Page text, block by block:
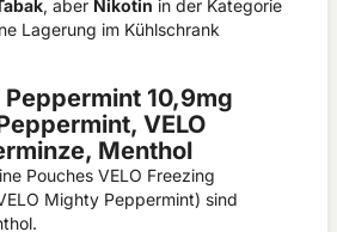
, aber Nikotin in der Kategorie
Lagerung im Kühlschrank
Peppermint 10,9mg
VELO
Menthol
Pouches VELO Freezing
Mighty Peppermint) sind